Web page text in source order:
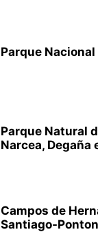
Parque
Parque Natural
Narcea, Degaña
Campos de
Santiago-